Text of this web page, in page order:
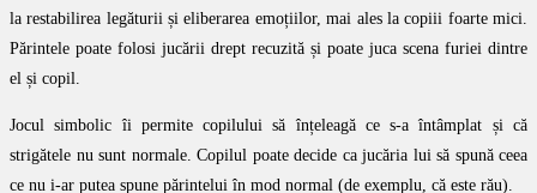
la restabilirea legăturii și eliberarea emoțiilor, mai ales la copiii foarte mici.
Părintele poate folosi jucării drept recuzită și poate juca scena furiei dintre
el și copil.
Jocul simbolic îi permite copilului să înțeleagă ce s-a întâmplat și că
strigătele nu sunt normale. Copilul poate decide ca jucăria lui să spună ceea
ce nu i-ar putea spune părintelui în mod normal (de exemplu, că este rău).